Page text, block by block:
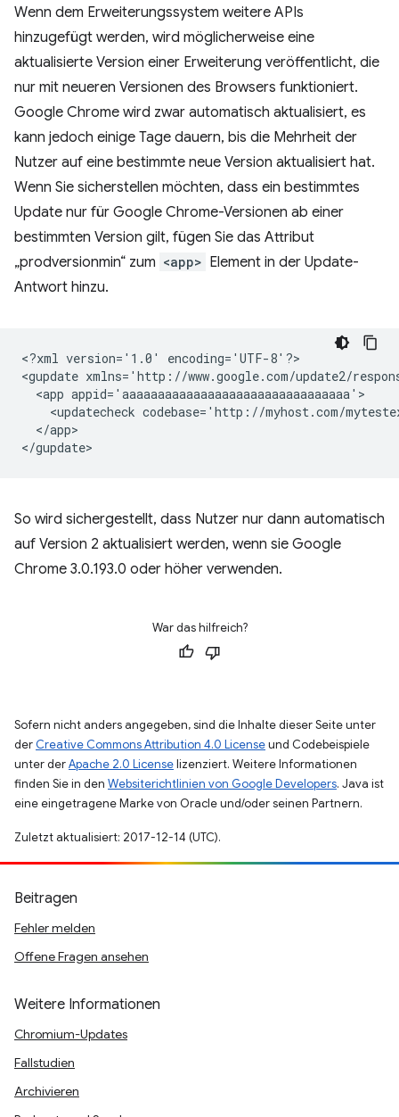
Wenn dem Erweiterungssystem weitere APIs
hinzugefügt werden, wird möglicherweise eine
aktualisierte Version einer Erweiterung veröffentlicht, die
nur mit neueren Versionen des Browsers funktioniert.
Google Chrome wird zwar automatisch aktualisiert, es
kann jedoch einige Tage dauern, bis die Mehrheit der
Nutzer auf eine bestimmte neue Version aktualisiert hat.
Wenn Sie sicherstellen möchten, dass ein bestimmtes
Update nur für Google Chrome-Versionen ab einer
bestimmten Version gilt, fügen Sie das Attribut
„prodversionmin“ zum <app> Element in der Update-
Antwort hinzu.
<?xml version='1.0'
encoding='UTF-8'?>
<gupdate xmlns='http://www.google.com/update2/
<app
<updatecheck codebase='http://myhost.com/
</app>
So wird sichergestellt, dass Nutzer nur dann automatisch
auf Version 2 aktualisiert werden, wenn sie Google
Chrome 3.0.193.0 oder höher verwenden.
War das hilfreich?
Sofern nicht anders angegeben, sind die Inhalte dieser Seite unter
der Creative Commons Attribution 4.0 Licenseund Codebeispiele
unter derApache 2.0 Licenselizenziert. Weitere Informationen
finden Sie in den Websiterichtlinien von Google Developers. Java ist
eine eingetragene Marke von Oracle und/oder seinen Partnern.
Zuletzt aktualisiert: 2017-12-14 (UTC).
Beitragen
Fehler melden
Offene Fragen ansehen
Weitere Informationen
Chromium-Updates
Fallstudien
Archivieren